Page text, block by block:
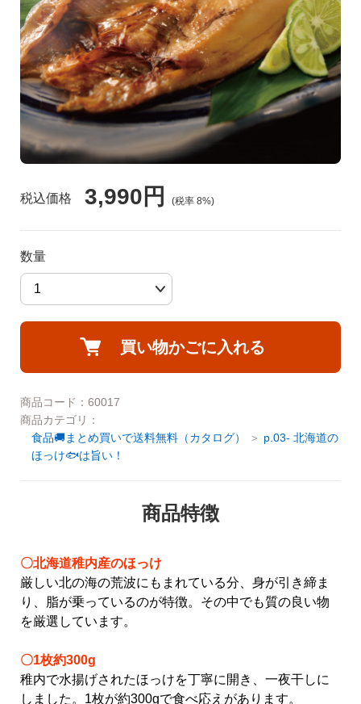
食品🚚まとめ買いで送料無料（カタログ）
食品🚚グルメ直送便（カタログ）
河村通夫 考案❗（カタログ）
レジェンド松下コーナー
美容 健康
DVD 書籍
会社概要
利用規約
個人情報の取り扱いについて
特定商取引法に基づく表記
よくある質問
トクセン❗どさんこ市場
よふかし🌙はやおき どさんこ市場
どさんこ市場（金曜日）
どさんこくんグッズ
お問い合わせ
個人情報の取り扱いについて
よくある質問
カスタマーハラスメントについて
税込価格 3,990円 (税率 8%)
数量
買い物かごに入れる
商品コード：60017
商品カテゴリ：
食品🚚まとめ買いで送料無料（カタログ）
p.03- 北海道の
ほっけ🐟は旨い！
商品特徴
〇北海道稚内産のほっけ
厳しい北の海の荒波にもまれている分、身が引き締ま
り、脂が乗っているのが特徴。 その中でも質の良い物
を厳選しています。
〇1枚約300g
稚内で水揚げされたほっけを丁寧に開き、一夜干しに
しました。 1枚が約300gで食べ応えがあります。